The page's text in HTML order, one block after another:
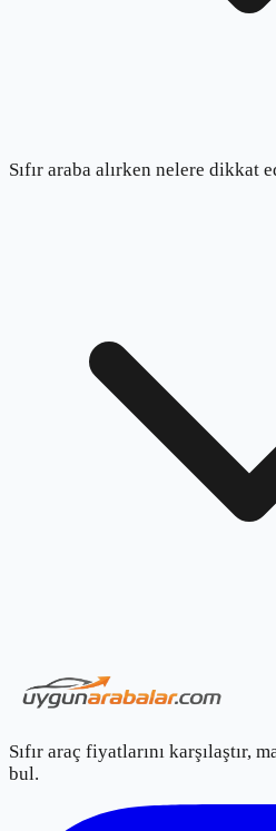
Sıfır araba alırken nelere dikkat
Sıfır araç fiyatlarını karşılaştır,
bul.